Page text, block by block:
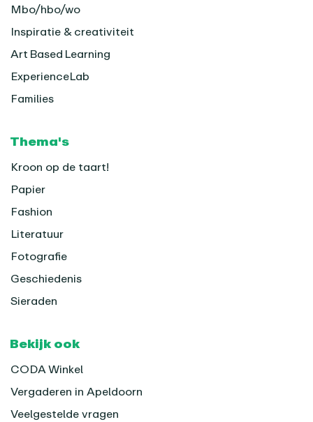
Mbo/hbo/wo
Inspiratie & creativiteit
Art Based Learning
ExperienceLab
Families
Thema's
Kroon op de taart!
Papier
Fashion
Literatuur
Fotografie
Geschiedenis
Sieraden
Bekijk ook
CODA Winkel
Vergaderen in Apeldoorn
Veelgestelde vragen